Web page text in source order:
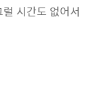
시간도 없어서